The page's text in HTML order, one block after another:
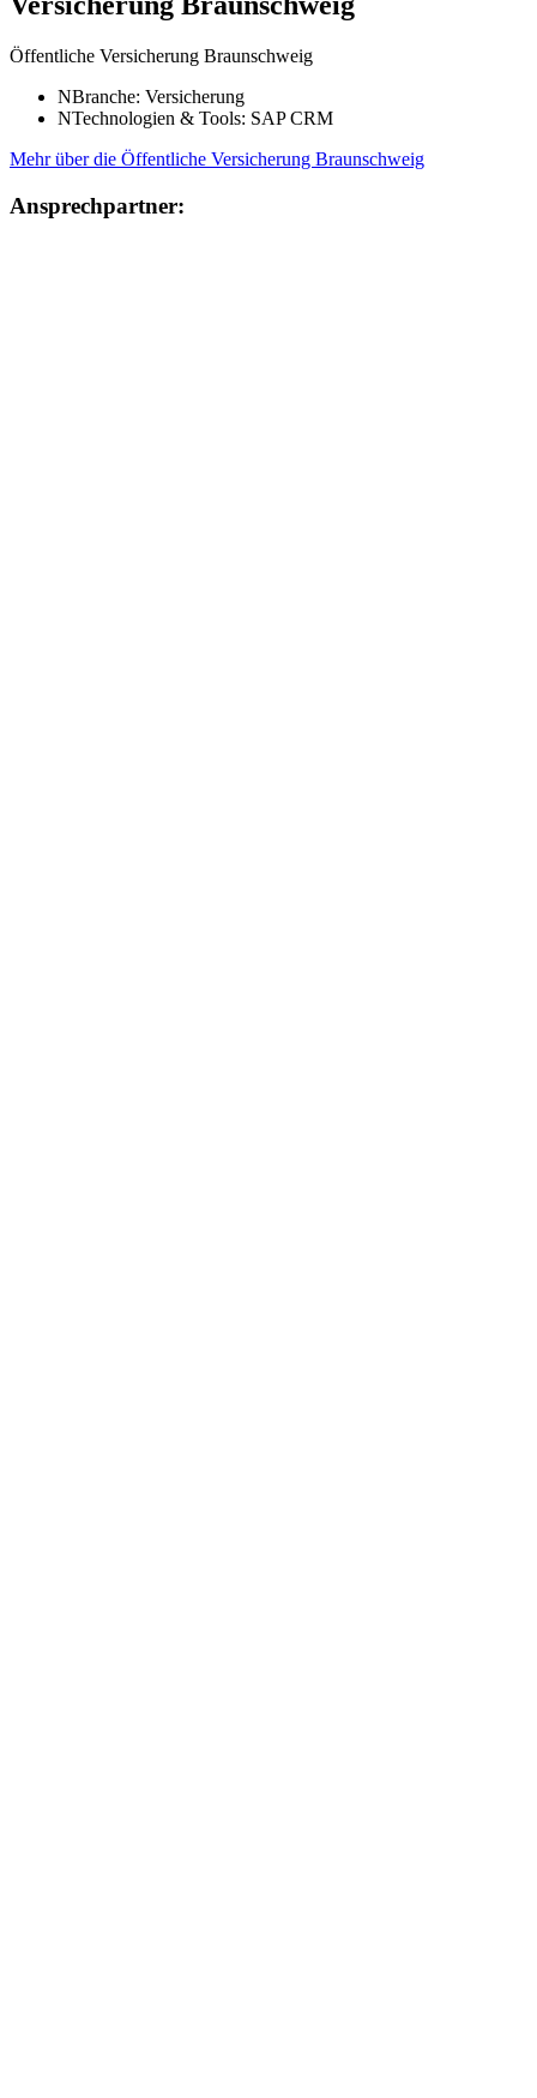
Öffentliche Versicherung Braunschweig
NBranche: Versicherung
NTechnologien & Tools: SAP CRM
Mehr über die Öffentliche Versicherung Braunschweig
Ansprechpartner: